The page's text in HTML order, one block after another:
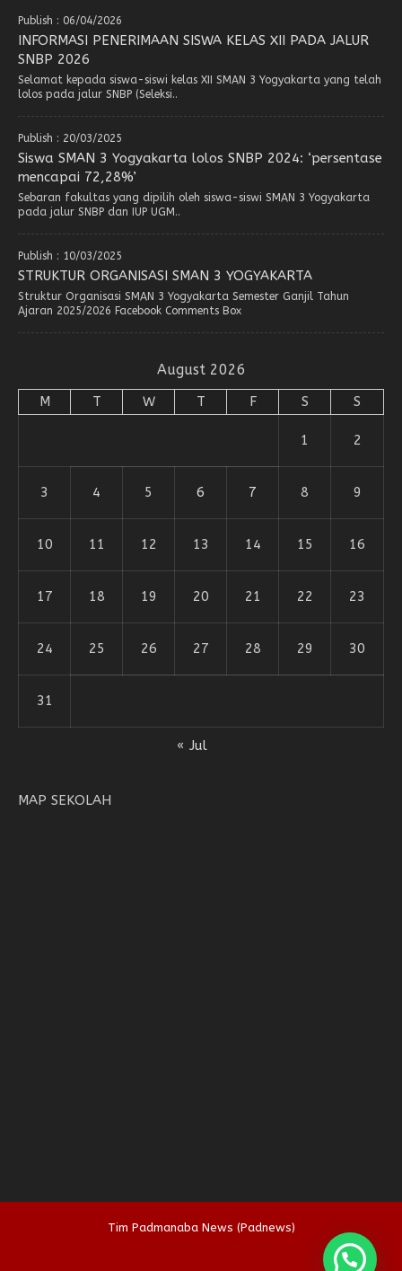
Publish : 06/04/2026
INFORMASI PENERIMAAN SISWA KELAS XII PADA JALUR
SNBP 2026
Selamat kepada siswa-siswi kelas XII SMAN 3 Yogyakarta yang telah
lolos pada jalur SNBP (Seleksi..
Publish : 20/03/2025
Siswa SMAN 3 Yogyakarta lolos SNBP 2024: ‘persentase
mencapai 72,28%’
Sebaran fakultas yang dipilih oleh siswa-siswi SMAN 3 Yogyakarta
pada jalur SNBP dan IUP UGM..
Publish : 10/03/2025
STRUKTUR ORGANISASI SMAN 3 YOGYAKARTA
Struktur Organisasi SMAN 3 Yogyakarta Semester Ganjil Tahun
Ajaran 2025/2026 Facebook Comments Box
August 2026
M T W T F S S
1 2
3 4 5 6 7 8 9
10 11 12 13 14 15 16
17 18 19 20 21 22 23
24 25 26 27 28 29 30
31
« Jul
MAP SEKOLAH
Tim Padmanaba News (Padnews)